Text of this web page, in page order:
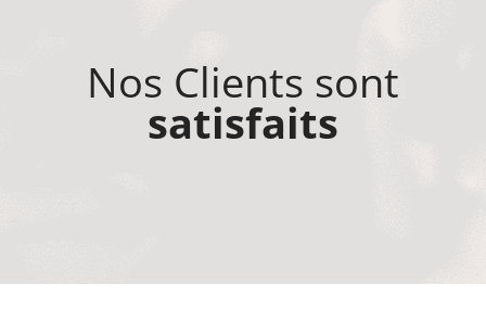
Nos Clients sont
satisfaits